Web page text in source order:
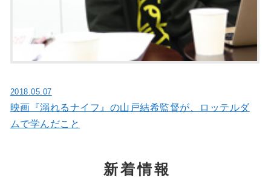
2018.05.07
映画『溺れるナイフ』の山戸結希監督が、ロッテルダ
ムで学んだこと
新着情報